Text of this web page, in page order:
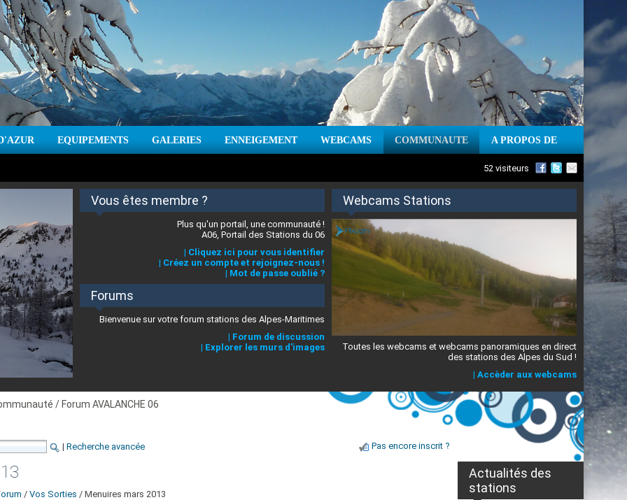
EQUIPEMENTS GALERIES ENNEIGEMENT WEBCAMS COMMUNAUTE A PROPOS DE
°C |Prévisions météo pour les jours à venir
des Alpes-Maritimes
52 visiteurs
Vous êtes membre ?
Plus qu'un portail, une communauté !
A06, Portail des Stations du 06
| Cliquez ici pour vous identifier
| Créez un compte et rejoignez-nous !
| Mot de passe oublié ?
Forums
Bienvenue sur votre forum stations des Alpes-Maritimes
| Forum de discussion
| Explorer les murs d'images
Webcams Stations
Toutes les webcams et webcams panoramiques en direct
des stations des Alpes du Sud !
| Accèder aux webcams
/ Forum AVALANCHE 06
| Recherche avancée Pas encore inscrit ?
/ Vos Sorties / Menuires mars 2013
Actualités des
stations